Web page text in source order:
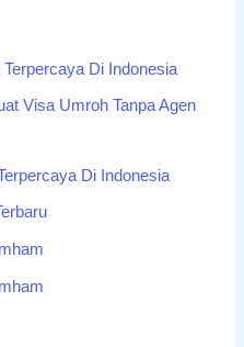
Di Indonesia
Visa Umroh Tanpa Agen
Di Indonesia